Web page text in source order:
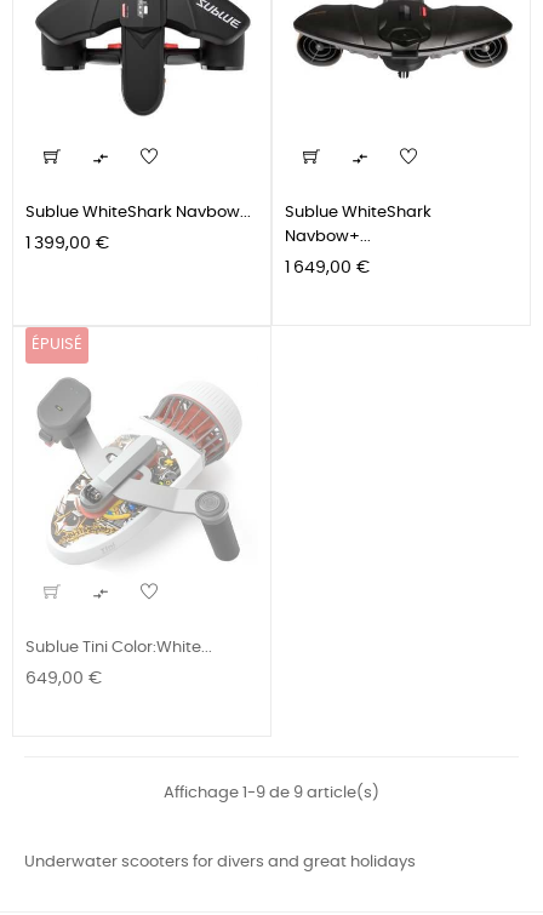

Sublue WhiteShark Navbow...
Prix
1 399,00 €

Sublue WhiteShark
Navbow+...
Prix
1 649,00 €
ÉPUISÉ

Sublue Tini Color:White...
Prix
649,00 €
Affichage 1-9 de 9 article(s)
Underwater scooters for divers and great holidays